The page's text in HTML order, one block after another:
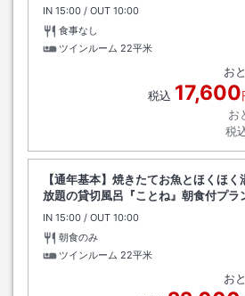
IN チェックイン
15:00 / OUT チェックアウト
10:00
食事なし
ツインルーム 22平米
お
税込 17,600
お
税
【通年基本】焼きたてお魚とほくほ
放題の貸切風呂『ことね』朝食付プラ
IN チェックイン
15:00 / OUT チェックアウト
10:00
朝食のみ
ツインルーム 22平米
お